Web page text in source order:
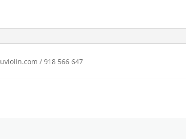
/ 918 566 647